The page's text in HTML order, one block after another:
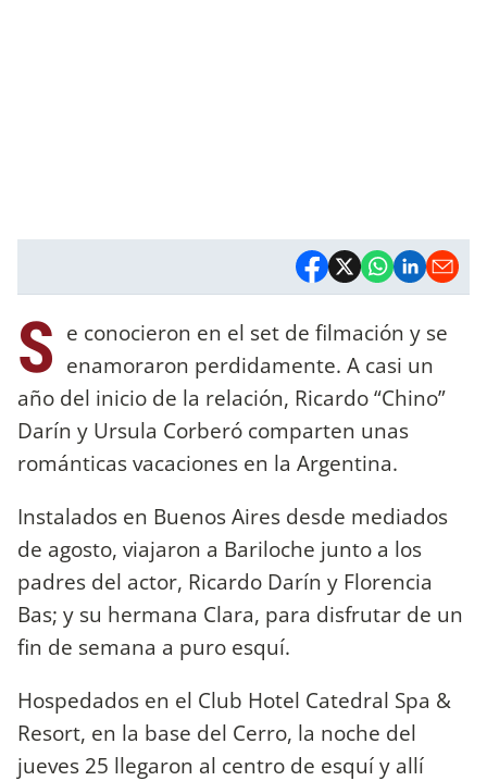
S e conocieron en el set de filmación y se
enamoraron perdidamente. A casi un
año del inicio de la relación, Ricardo “Chino”
Darín y Ursula Corberó comparten unas
románticas vacaciones en la Argentina.
Instalados en Buenos Aires desde mediados
de agosto, viajaron a Bariloche junto a los
padres del actor, Ricardo Darín y Florencia
Bas; y su hermana Clara, para disfrutar de un
fin de semana a puro esquí.
Hospedados en el Club Hotel Catedral Spa &
Resort, en la base del Cerro, la noche del
jueves 25 llegaron al centro de esquí y allí